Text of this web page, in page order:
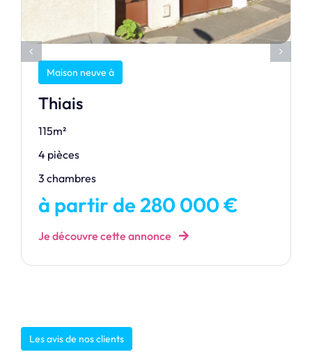
Maison neuve à
Thiais
115m²
4 pièces
3 chambres
à partir de 280 000 €
Je découvre cette annonce
Les avis de nos clients